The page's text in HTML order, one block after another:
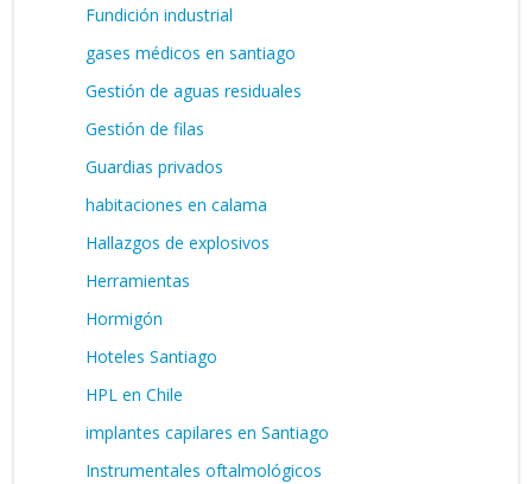
Fundición industrial
gases médicos en santiago
Gestión de aguas residuales
Gestión de filas
Guardias privados
habitaciones en calama
Hallazgos de explosivos
Herramientas
Hormigón
Hoteles Santiago
HPL en Chile
implantes capilares en Santiago
Instrumentales oftalmológicos